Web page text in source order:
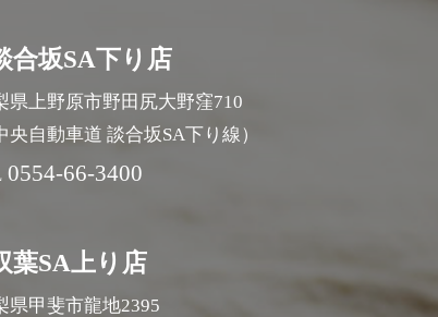
合坂SA下り店
県上野原市野田尻大野窪710
央自動車道 談合坂SA下り線）
0554-66-3400
葉SA上り店
県甲斐市龍地2395